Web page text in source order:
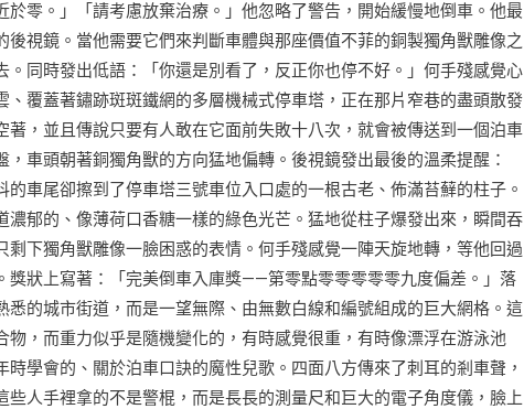
零。」「請考慮放棄治療。」他忽略了警告，開始緩慢地倒車。他最
視鏡。當他需要它們來判斷車體與那座價值不菲的銅製獨角獸雕像之
同時發出低語：「你還是別看了，反正你也停不好。」何手殘感覺心
覆蓋著鏽跡斑斑鐵網的多層機械式停車塔，正在那片窄巷的盡頭散發
，並且傳說只要有人敢在它面前失敗十八次，就會被傳送到一個泊車
車頭朝著銅獨角獸的方向猛地偏轉。後視鏡發出最後的溫柔提醒：
車尾卻擦到了停車塔三號車位入口處的一根古老、佈滿苔蘚的柱子。
郁的、像薄荷口香糖一樣的綠色光芒。猛地從柱子爆發出來，瞬間吞
下獨角獸雕像一臉困惑的表情。何手殘感覺一陣天旋地轉，等他回過
狀上寫著：「完美倒車入庫獎——第零點零零零零零九度偏差。」落
的城市街道，而是一望無際、由無數白線和編號組成的巨大網格。這
物，而重力似乎是隨機變化的，有時感覺很重，有時像漂浮在游泳池
學會的、關於泊車口訣的魔性兒歌。四面八方傳來了刺耳的剎車聲，
人手裡拿的不是警棍，而是長長的測量尺和巨大的電子角度儀，臉上